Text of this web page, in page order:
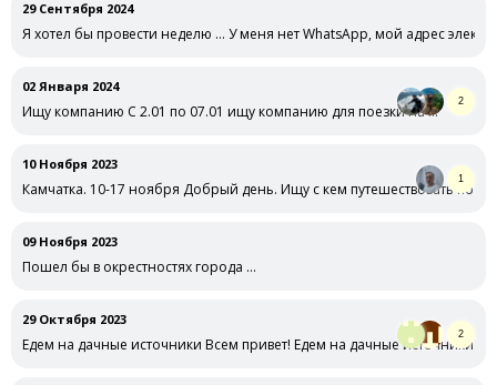
29 Сентября 2024
Я хотел бы провести неделю … У меня нет WhatsApp, мой адрес
02 Января 2024
Ищу компанию С 2.01 по 07.01 ищу компанию для поезки на …
2
10 Ноября 2023
Камчатка. 10-17 ноября Добрый день. Ищу с кем путешествовать по
1
09 Ноября 2023
Пошел бы в окрестностях города …
29 Октября 2023
Едем на дачные источники Всем привет! Едем на дачные источники +
2